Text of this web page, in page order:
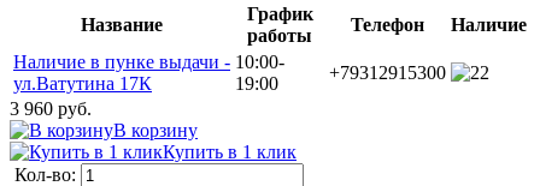
Название
График
работы
Телефон
Наличие
Наличие в пунке выдачи -
ул.Ватутина 17К
10:00-
19:00
+79312915300
2
3 960 руб.
В корзину
Купить в 1 клик
Кол-во: